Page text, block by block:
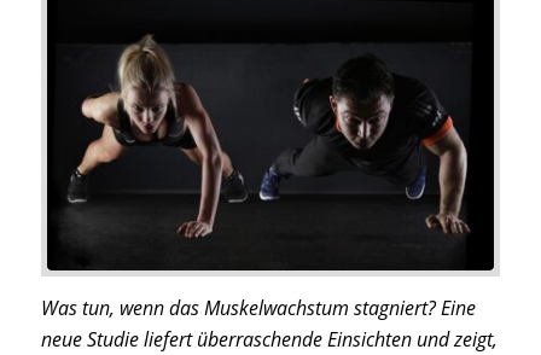
Was tun, wenn das Muskelwachstum stagniert? Eine
neue Studie liefert überraschende Einsichten und zeigt,